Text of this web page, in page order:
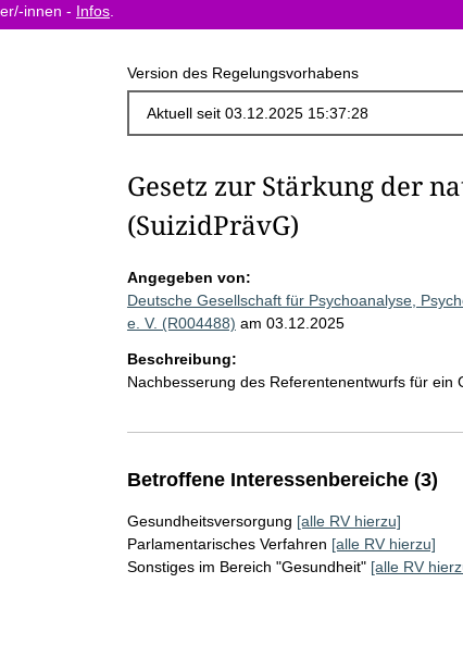
innen - Infos
Version des Regelungsvorhabens
Gesetz zur Stärkung der
(SuizidPrävG)
Angegeben von:
Deutsche Gesellschaft für Psychoanalyse,
e. V. (R004488) am 03.12.2025
Beschreibung:
Nachbesserung des Referentenentwurfs für
Betroffene Interessenbereiche (3)
Gesundheitsversorgung [alle RV hierzu]
Parlamentarisches Verfahren [alle RV hierzu]
Sonstiges im Bereich "Gesundheit" [alle RV